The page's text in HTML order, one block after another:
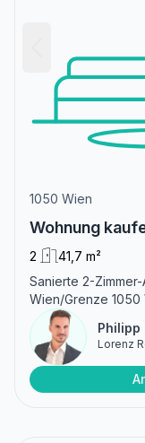
1050 Wien
Wohnung
2
41,7 m²
Sanierte 2-Zimmer-
Wien/Grenze 1050
Philipp
Lorenz